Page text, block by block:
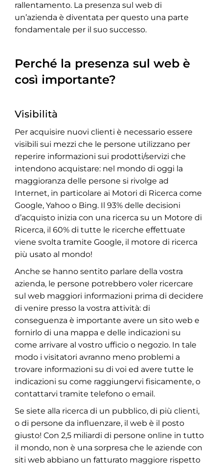
rallentamento. La presenza sul web di
un’azienda è diventata per questo una parte
fondamentale per il suo successo.
Perché la presenza sul web è
così importante?
Visibilità
Per acquisire nuovi clienti è necessario essere
visibili sui mezzi che le persone utilizzano per
reperire informazioni sui prodotti/servizi che
intendono acquistare: nel mondo di oggi la
maggioranza delle persone si rivolge ad
Internet, in particolare ai Motori di Ricerca come
Google, Yahoo o Bing. Il 93% delle decisioni
d’acquisto inizia con una ricerca su un Motore di
Ricerca, il 60% di tutte le ricerche effettuate
viene svolta tramite Google, il motore di ricerca
più usato al mondo!
Anche se hanno sentito parlare della vostra
azienda, le persone potrebbero voler ricercare
sul web maggiori informazioni prima di decidere
di venire presso la vostra attività: di
conseguenza è importante avere un sito web e
fornirlo di una mappa e delle indicazioni su
come arrivare al vostro ufficio o negozio. In tale
modo i visitatori avranno meno problemi a
trovare informazioni su di voi ed avere tutte le
indicazioni su come raggiungervi fisicamente, o
contattarvi tramite telefono o email.
Se siete alla ricerca di un pubblico, di più clienti,
o di persone da influenzare, il web è il posto
giusto! Con 2,5 miliardi di persone online in tutto
il mondo, non è una sorpresa che le aziende con
siti web abbiano un fatturato maggiore rispetto